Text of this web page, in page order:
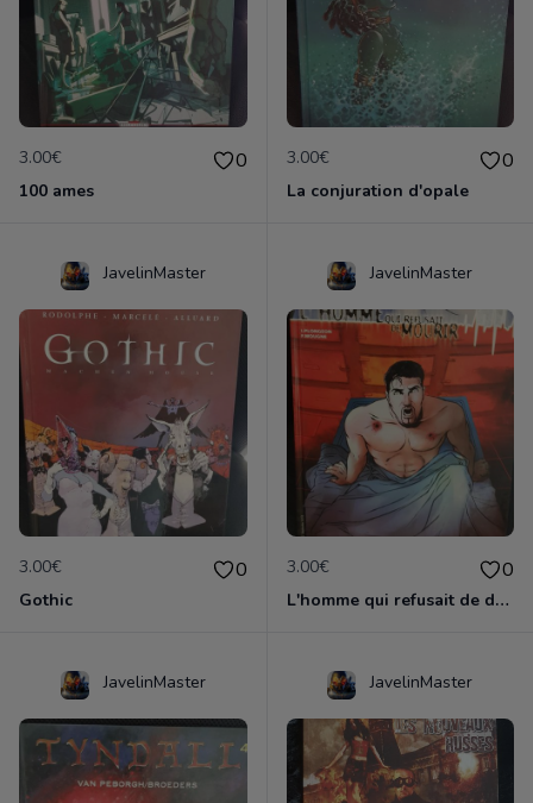
3.00€ 0
100 ames
3.00€ 0
La conjuration d'opale
JavelinMaster
3.00€ 0
Gothic
JavelinMaster
3.00€ 0
L'homme qui refusait de dormir
JavelinMaster JavelinMaster